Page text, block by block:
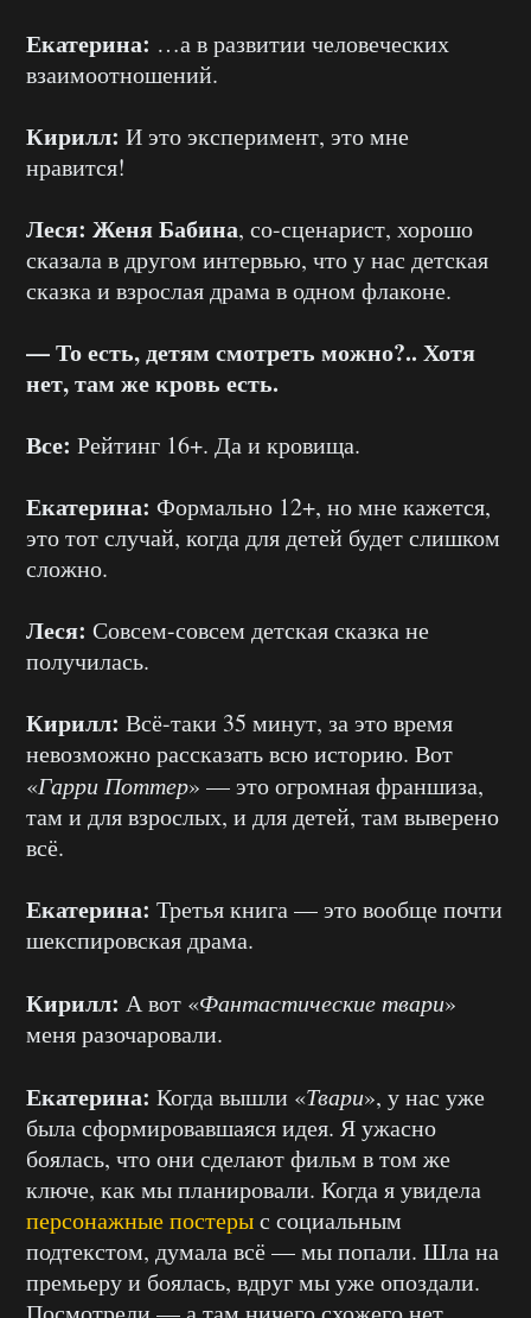
Екатерина: …а в развитии человеческих
взаимоотношений.
Кирилл: И это эксперимент, это мне
нравится!
Леся: Женя Бабина, со-сценарист, хорошо
сказала в другом интервью, что у нас детская
сказка и взрослая драма в одном флаконе.
— То есть, детям смотреть можно?.. Хотя
нет, там же кровь есть.
Все: Рейтинг 16+. Да и кровища.
Екатерина: Формально 12+, но мне кажется,
это тот случай, когда для детей будет слишком
сложно.
Леся: Совсем-совсем детская сказка не
получилась.
Кирилл: Всё-таки 35 минут, за это время
невозможно рассказать всю историю. Вот
«Гарри Поттер» — это огромная франшиза,
там и для взрослых, и для детей, там выверено
всё.
Екатерина: Третья книга — это вообще почти
шекспировская драма.
Кирилл: А вот «Фантастические твари»
меня разочаровали.
Екатерина: Когда вышли «Твари», у нас уже
была сформировавшаяся идея. Я ужасно
боялась, что они сделают фильм в том же
ключе, как мы планировали. Когда я увидела
персонажные постерыс социальным
подтекстом, думала всё — мы попали. Шла на
премьеру и боялась, вдруг мы уже опоздали.